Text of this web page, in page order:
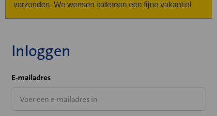
verzonden. We wensen iedereen een fijne vakantie!
Inloggen
E-mailadres